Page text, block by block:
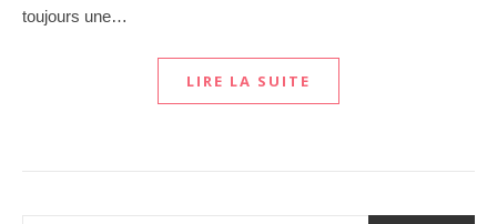
toujours une…
LIRE LA SUITE